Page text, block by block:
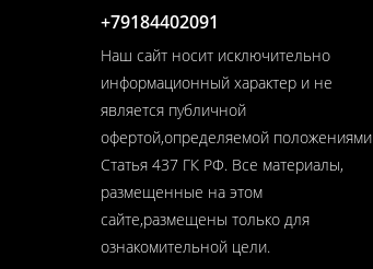
+79184402091
Наш сайт носит исключительно
информационный характер и не
является публичной
офертой,определяемой положениями
Статья 437 ГК РФ. Все материалы,
размещенные на этом
сайте,размещены только для
ознакомительной цели.